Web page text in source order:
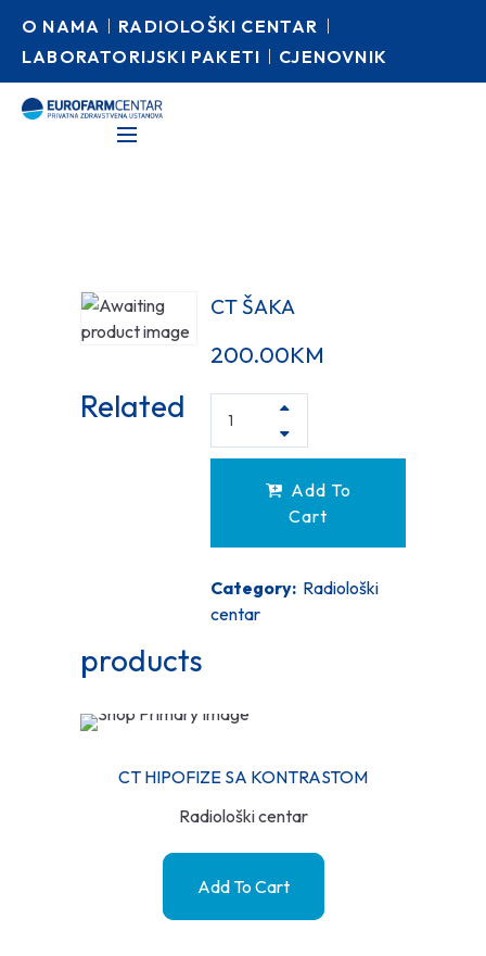
O NAMA
RADIOLOŠKI CENTAR
LABORATORIJSKI PAKETI
CJENOVNIK
CT ŠAKA
200.00KM
Add To
Cart
Category: Radiološki
centar
Related
products
CT HIPOFIZE SA KONTRASTOM
Radiološki centar
Add To Cart